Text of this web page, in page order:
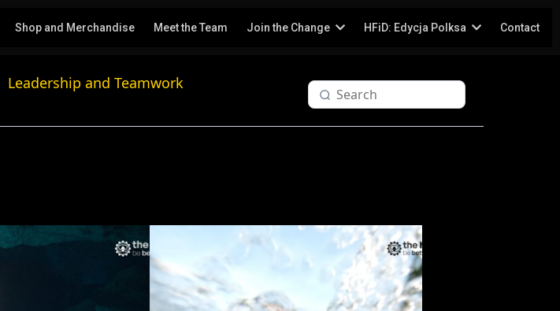
Shop and Merchandise Meet the Team Join the Change HFiD: Edycja Polksa Contact
Leadership and Teamwork